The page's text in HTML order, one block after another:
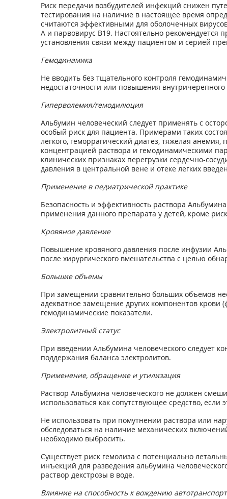
Риск передачи возбудителей инфекций снижен
тестирования на наличие в настоящее время
считаются эффективными для оболочечных
А и парвовирус В19. Настоятельно
установления связи между пациентом и серией
Гемодинамика
Не вводить без тщательного контроля
недостаточности или повышения внутричерепного
Гиперволемия/гемодилюция
Альбумин человеческий следует применять с
особый риск для пациента. Примерами таких
легкого, геморрагический диатез, тяжелая
концентрацией раствора и гемодинамическими
клинических признаках перегрузки сердечно-
давления в центральной вене и отеке легких
Применение в педиатрической практике
Безопасность и эффективность раствора
применения данного препарата у детей, кроме
Кровяное давление
Повышение кровяного давления после инфузии
после хирургического вмешательства с целью
Большие объемы
При замещении сравнительно больших объемов
адекватное замещение других компонентов крови
гемодинамические показатели.
Электролитный статус
При введении Альбумина человечеcкого следует
поддержания баланса электролитов.
Применение, обращение и утилизация
Раствор Альбумина человечеcкого не должен
использоваться как сопутствующее средство,
Не использовать при помутнении раствора или
обследоваться на наличие механических
необходимо выбросить.
Существует риск гемолиза с потенциально
инъекций для разведения альбумина
раствор декстрозы в воде.
Влияние на способность к вождению